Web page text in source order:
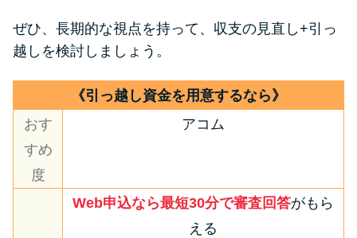
ぜひ、長期的な視点を持って、収支の見直し+引っ
越しを検討しましょう。
《引っ越し資金を用意するなら》
おす
すめ
度
アコム
Web申込なら最短30分で審査回答がもら
える